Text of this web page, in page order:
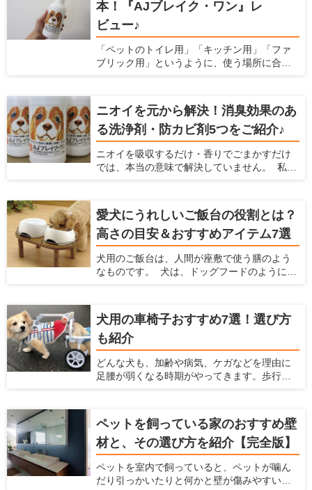
すめの敷布団8つとその選び方について解説し
ます。
本！『AJブレイク・ワン』レ
ビュー♪
「ペットのトイレ用」「キッチン用」「ファ
ブリック用」というように、使う場所に合わ
でキッチンからペット用品まで幅広く使え
る」というオールマイティーな洗浄剤がある
んです♪しかも、洗浄だけでなく除菌消臭効果
もあって更に安全性が高いという優れもの！
今回は洗浄剤『AJブレイク・ワン』を、わた
くし勝部が実際に使ってのレポートと共にご
ニオイを元から解決！消臭効果のあ
る洗浄剤・防カビ剤5つをご紹介♪
ニオイを吸収するだけ・香りでごまかすだけ
では、本当の意味で解決していません。 私た
ね。 なにより、ニオイが発生しているという
ことはウイルスや雑菌が繁殖していて不衛生
になっている恐れがあるのです。 除菌効果や
菌の繁殖を抑制する効果がある洗浄剤で掃除
をすれば、原因からニオイを解消できます。
今回は、「ニオイを元から解決する」効果の
性やコストパフォーマンスに期待大です！
愛犬にうれしいご飯台の役割とは？
高さの目安＆おすすめアイテム7選
犬用のご飯台は、人間が座敷で使う膳のよう
なものです。 犬は、ドッグフードのように簡
のフードを吐き出したり、むせたりしてしま
います。 そのようなときは、犬にとって食べ
やすい姿勢が保てるご飯台を検討してみま
しょう。老犬や気管の弱い犬のサポートにも
役立ちます。 この記事では、ご飯台を使うメ
リットと選び方、おすすめのアイテムを7つ紹
犬用の車椅子おすすめ7選！選び方
も紹介
どんな犬も、加齢や病気、ケガなどを理由に
足腰が弱くなる時期がやってきます。歩行が
さんにとって、少しの距離でも一緒に歩ける
時間は貴重です。たとえ体が不自由であって
も、犬用車椅子があれば愛犬の意思で行きた
い場所に移動できます。 寝たきりを予防する
ために、体力づくりの一環として犬用車椅子
を利用するのも一つの方法です。この記事で
ペットを飼っている家のおすすめ壁
材と、その選び方を紹介【完全版】
ペットを室内で飼っていると、ペットが噛ん
だり引っかいたりと何かと壁が傷みやすいで